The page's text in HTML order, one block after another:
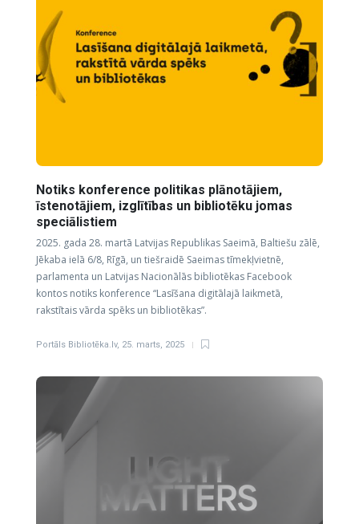
Notiks konference politikas plānotājiem,
īstenotājiem, izglītības un bibliotēku jomas
speciālistiem
2025. gada 28. martā Latvijas Republikas Saeimā, Baltiešu zālē,
Jēkaba ielā 6/8, Rīgā, un tiešraidē Saeimas tīmekļvietnē,
parlamenta un Latvijas Nacionālās bibliotēkas Facebook
kontos notiks konference “Lasīšana digitālajā laikmetā,
rakstītais vārda spēks un bibliotēkas”.
Portāls Bibliotēka.lv, 25. marts, 2025